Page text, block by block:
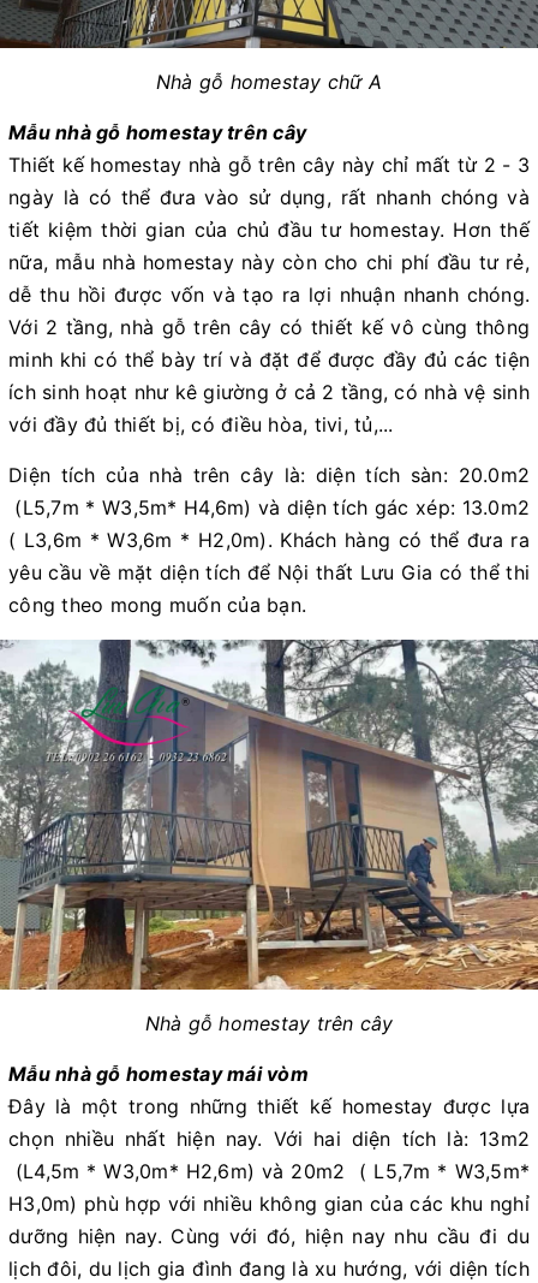
Nhà gỗ homestay chữ A
Mẫu nhà gỗ homestay trên cây
Thiết kế homestay nhà gỗ trên cây này chỉ mất từ 2 - 3
ngày là có thể đưa vào sử dụng, rất nhanh chóng và
tiết kiệm thời gian của chủ đầu tư homestay. Hơn thế
nữa, mẫu nhà homestay này còn cho chi phí đầu tư rẻ,
dễ thu hồi được vốn và tạo ra lợi nhuận nhanh chóng.
Với 2 tầng, nhà gỗ trên cây có thiết kế vô cùng thông
minh khi có thể bày trí và đặt để được đầy đủ các tiện
ích sinh hoạt như kê giường ở cả 2 tầng, có nhà vệ sinh
với đầy đủ thiết bị, có điều hòa, tivi, tủ,...
Diện tích của nhà trên cây là: diện tích sàn: 20.0m2
(L5,7m * W3,5m* H4,6m) và diện tích gác xép: 13.0m2
( L3,6m * W3,6m * H2,0m). Khách hàng có thể đưa ra
yêu cầu về mặt diện tích để Nội thất Lưu Gia có thể thi
công theo mong muốn của bạn.
Nhà gỗ homestay trên cây
Mẫu nhà gỗ homestay mái vòm
Đây là một trong những thiết kế homestay được lựa
chọn nhiều nhất hiện nay. Với hai diện tích là: 13m2
(L4,5m * W3,0m* H2,6m) và 20m2 ( L5,7m * W3,5m*
H3,0m) phù hợp với nhiều không gian của các khu nghỉ
dưỡng hiện nay. Cùng với đó, hiện nay nhu cầu đi du
lịch đôi, du lịch gia đình đang là xu hướng, với diện tích